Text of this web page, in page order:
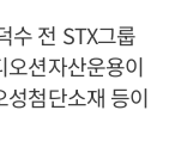
수 전 STX그룹
오션자산운용이
성첨단소재 등이